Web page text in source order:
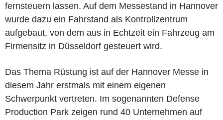
fernsteuern lassen. Auf dem Messestand in Hannover
wurde dazu ein Fahrstand als Kontrollzentrum
aufgebaut, von dem aus in Echtzeit ein Fahrzeug am
Firmensitz in Düsseldorf gesteuert wird.
Das Thema Rüstung ist auf der Hannover Messe in
diesem Jahr erstmals mit einem eigenen
Schwerpunkt vertreten. Im sogenannten Defense
Production Park zeigen rund 40 Unternehmen auf